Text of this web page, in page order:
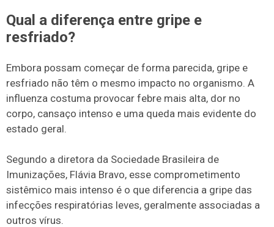
Qual a diferença entre gripe e
resfriado?
Embora possam começar de forma parecida, gripe e
resfriado não têm o mesmo impacto no organismo. A
influenza costuma provocar febre mais alta, dor no
corpo, cansaço intenso e uma queda mais evidente do
estado geral.
Segundo a diretora da Sociedade Brasileira de
Imunizações, Flávia Bravo, esse comprometimento
sistêmico mais intenso é o que diferencia a gripe das
infecções respiratórias leves, geralmente associadas a
outros vírus.